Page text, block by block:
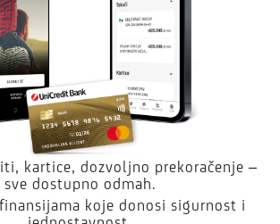
kartice, dozvoljno prekoračenje –
sve dostupno odmah.
koje donosi sigurnost i